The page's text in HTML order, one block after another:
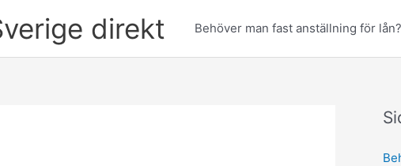
direkt Behöver man fast anställning för lån?